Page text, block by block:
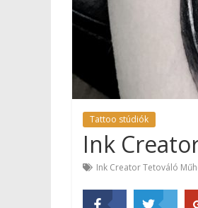
Tattoo stúdiók
Ink
Ink Creator Tetováló